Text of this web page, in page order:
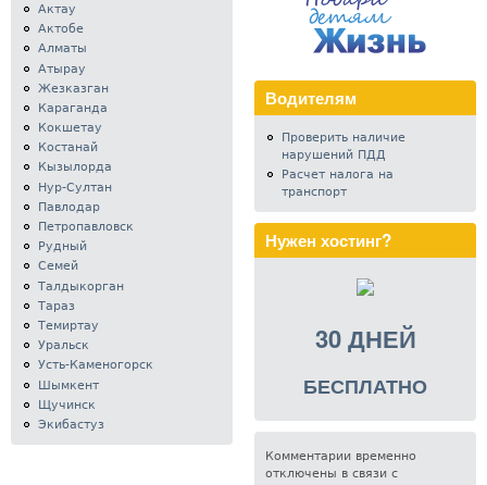
Актау
Актобе
Алматы
Атырау
Жезказган
Караганда
Кокшетау
Костанай
Кызылорда
Нур-Султан
Павлодар
Петропавловск
Рудный
Семей
Талдыкорган
Тараз
Темиртау
Уральск
Усть-Каменогорск
Шымкент
Щучинск
Экибастуз
Водителям
Проверить наличие
нарушений ПДД
Расчет налога на
транспорт
Нужен хостинг?
30 ДНЕЙ
БЕСПЛАТНО
Комментарии временно
отключены в связи с